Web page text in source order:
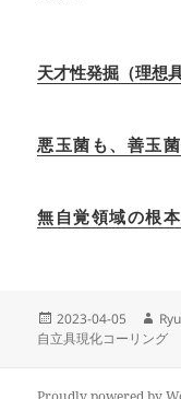
天才性発掘（理想
悪玉菌も、善玉
無自覚領域の根
投
稿
2023-04-05
作
成
自立具現化コーリング